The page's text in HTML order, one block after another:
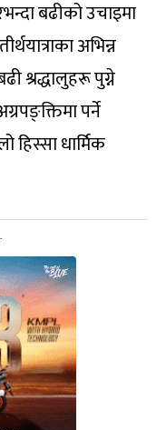
बढीको उचाइमा
अभिन्न
श्रद्धालुहरू पुग्ने
पर्ने
हिस्सा धार्मिक